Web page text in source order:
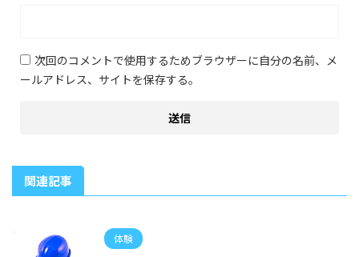
次回のコメントで使用するためブラウザーに自分の名前、メ
ールアドレス、サイトを保存する。
関連記事
体験